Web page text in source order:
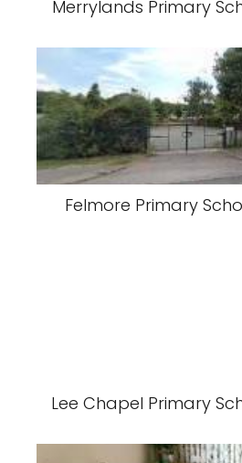
Merrylands Primary
Felmore Primary
Lee Chapel Primary